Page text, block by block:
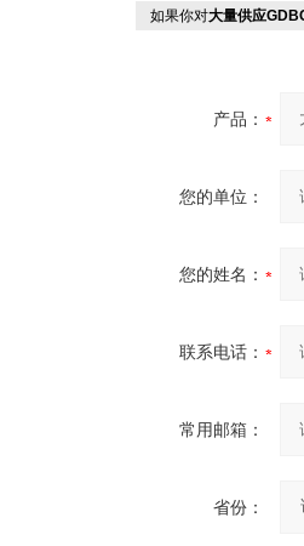
如果你对大量供应
产品：
您的单位：
您的姓名：
联系电话：
常用邮箱：
省份：